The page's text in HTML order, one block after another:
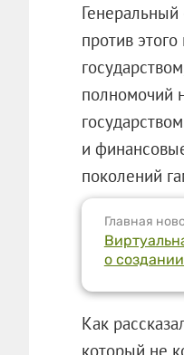
Генеральный
против
полномочий
и
поколений
Главная
о
Как
который не